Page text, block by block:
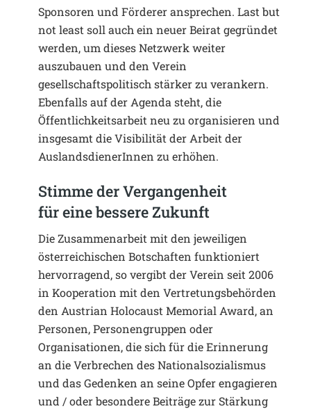
Sponsoren und Förderer ansprechen. Last but
not least soll auch ein neuer Beirat gegründet
werden, um dieses Netzwerk weiter
auszubauen und den Verein
gesellschaftspolitisch stärker zu verankern.
Ebenfalls auf der Agenda steht, die
Öffentlichkeitsarbeit neu zu organisieren und
insgesamt die Visibilität der Arbeit der
AuslandsdienerInnen zu erhöhen.
Stimme der Vergangenheit
für eine bessere Zukunft
Die Zusammenarbeit mit den jeweiligen
österreichischen Botschaften funktioniert
hervorragend, so vergibt der Verein seit 2006
in Kooperation mit den Vertretungsbehörden
den Austrian Holocaust Memorial Award, an
Personen, Personengruppen oder
Organisationen, die sich für die Erinnerung
an die Verbrechen des Nationalsozialismus
und das Gedenken an seine Opfer engagieren
und / oder besondere Beiträge zur Stärkung